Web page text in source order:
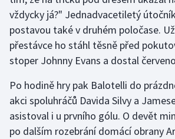
Jezdectví
Judo
Krasobruslení
Lezení
vždycky já?" Jednadvacetiletý
postavou také v druhém poločase.
přestávce ho stáhl těsně před
stoper Johnny Evans a dostal
Po hodině hry pak Balotelli do
akci spoluhráčů Davida Silvy a
asistoval i u prvního gólu. O devět
po dalším rozebrání domácí obrany